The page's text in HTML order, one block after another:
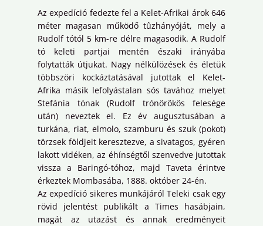
Az expedíció fedezte fel a Kelet-Afrikai árok 646
méter magasan működő tûzhányóját, mely a
Rudolf tótól 5 km-re délre magasodik. A Rudolf
tó keleti partjai mentén északi irányába
folytatták útjukat. Nagy nélkülözések és életük
többszöri kockáztatásával jutottak el Kelet-
Afrika másik lefolyástalan sós tavához melyet
Stefánia tónak (Rudolf trónörökös felesége
után) neveztek el. Ez év augusztusában a
turkána, riat, elmolo, szamburu és szuk (pokot)
törzsek földjeit keresztezve, a sivatagos, gyéren
lakott vidéken, az éhínségtől szenvedve jutottak
vissza a Baringó-tóhoz, majd Taveta érintve
érkeztek Mombasába, 1888. október 24-én.
Az expedíció sikeres munkájáról Teleki csak egy
rövid jelentést publikált a Times hasábjain,
magát az utazást és annak eredményeit